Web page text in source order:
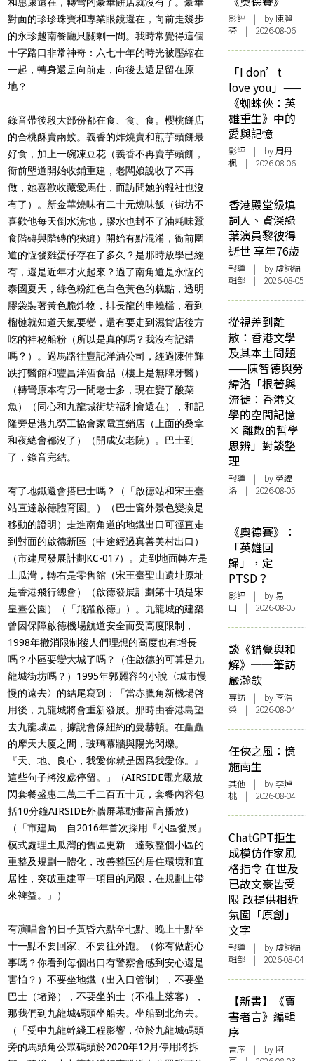
對面的珍珍珠寶和專業眼鏡還在，向前走幾步
的永珍越南餐廳只關剩一間。我時常覺得這個
十字路口非常神奇：六七十年的時光被壓縮在
一起，轉身還是向前走，向後去還是留在原
地？
錄音帶後段大部份都在食、食、食。櫻桃餅店
的合桃酥賣兩蚊。義香的炸燒賣和煎芋頭餅最
好食，加上一碗凍豆花（義香不再賣芋頭餅，
衙前塱道開始收鋪重建，老闆娘說收了不再
做，她喜歡收藏愛馬仕，而訪問她的報社也沒
有了）。新金華燒味有二十元燒味飯（街坊不
喜歡他每天倒水洗地，膠水也封不了油耗味蠶
食階磚與階磚的狹縫）開始有點混淆，衙前圍
道的恆發雞蛋仔存在了多久？是那時放學已經
有，還是近年才火起來？過了南角道是永恆的
泰國夏天，綠色粉紅色白色黃色的糕點，透明
膠袋裝著黃色脆炸物，排長龍的串燒檔，看到
榴槤就知道天氣要變，還有要走到濕貨店後方
吃的神秘船粉（所以是真的嗎？我沒有記錯
嗎？）。過馬路往豐記洋酒公司，經過陳仲輝
跌打醫館和豐昌洋酒食品（樓上是無牌牙醫）
（轉彎原本有另一間老士多，現在變了酸菜
魚）（同心和九龍城街坊福利會還在），和記
隆旁是港九勞工協會家電直銷店（上面的桑拿
和夜總會都沒了）（開成安老院）。巴士到
了，錄音完結。
有了地鐵還會搭巴士嗎？（「啟德站和宋王臺
站直達啟德體育園」）（巴士窗外景色變換是
移動的證明）走進南角道的地鐵出口可徑直走
到對面的啟德新區（中途經過真善美村出口）
（市建局發展計劃KC-017）。走到地面轉左是
土瓜灣，轉右是零售館（宋王臺聖山遺址原址
是香港飛行總會）（啟德發展計劃第十項是宋
皇臺公園）（「飛躍啟德」）。九龍城的建築
曾因保障啟德機場航道安全而受高度限制，
1998年撤消限制後人們理想的高度也有增長
嗎？小區要變大城了嗎？（住啟德的可算是九
龍城街坊嗎？）1995年郭麗容的小說〈城市慢
慢的遠去〉的結尾寫到：「當赤臘角新機場啓
用後，九龍城將會重新發展。那時由香港島望
去九龍城區，據說會像紐約的曼赫頓。在矗矗
的摩天大厦之間，玻璃幕牆與陽光閃爍。
『天、地、良心，我愛你就是因爲我愛你。』
這些句子將沒處停留。」（AIRSIDE電光級放
閃套餐盛惠二萬二千二百五十元，套餐內容包
括10分鐘AIRSIDE外牆屏幕動畫留言播放）
（「市建局…自2016年首次採用『小區發展』
模式處理土瓜灣的舊區更新…達致整個小區的
重整及規劃一體化，改善整區的居住環境和宜
居性，突破重建單一項目的局限，在規劃上帶
來裨益。」）
有演唱會的日子黃昏六點至七點、晚上十點至
十一點不要回家、不要往外跑。（你有做虧心
事嗎？你看到每個出口有警察會感到安心還是
害怕？）不要坐地鐵（出入口管制），不要坐
巴士（堵路），不要坐的士（不准上落客），
那我們到九龍城碼頭坐船去。坐船到北角去。
（「受中九龍幹綫工程影響，位於九龍城碼頭
旁的馬頭角公眾碼頭於2020年12月停用將拆
影評 | by 陳麗
芬 | 2026-08-06
「I don’t
love you」——
《蜘蛛俠：英
雄重生》中的
愛與記憶
影評 | by周丹
楓 | 2026-08-06
香港殿堂級填
詞人、資深綠
葉演員黎彼得
逝世 享年76歲
報導 | by 虛詞編
輯部 | 2026-08-05
從視差到離
散：香港文學
及其本土問題
——陳智德與勞
緯洛「根著與
流徙：香港文
學的空間記憶
× 離散的哲學
思辨」對談整
理
報導 | by 勞緯
洛 | 2026-08-05
《奧德賽》：
「英雄回
歸」，定
PTSD？
影評 | by 易
山 | 2026-08-05
談《錯覺與和
解》──筆訪
嚴瀚欽
專訪 | by 李浩
榮 | 2026-08-04
任俠之風：憶
施南生
其他 | by 李焯
桃 | 2026-08-04
ChatGPT拒生
成模仿作家風
格指令 在世及
已故文豪皆受
限 改提供相近
氛圍「原創」
文字
報導 | by 虛詞編
輯部 | 2026-08-04
【新書】《賣
書者言》編輯
序
書序 | by 阿